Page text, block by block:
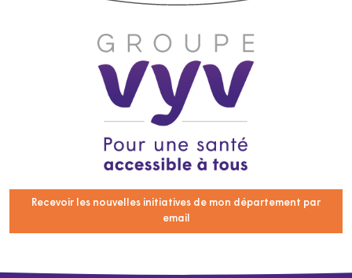
Recevoir les nouvelles initiatives de mon département par
email